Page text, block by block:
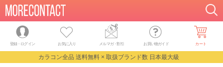
登録・ログイン お気に入り メルマガ・割引 お買い物ガイド カート
カラコン全品 送料無料 × 取扱ブランド数 日本最大級